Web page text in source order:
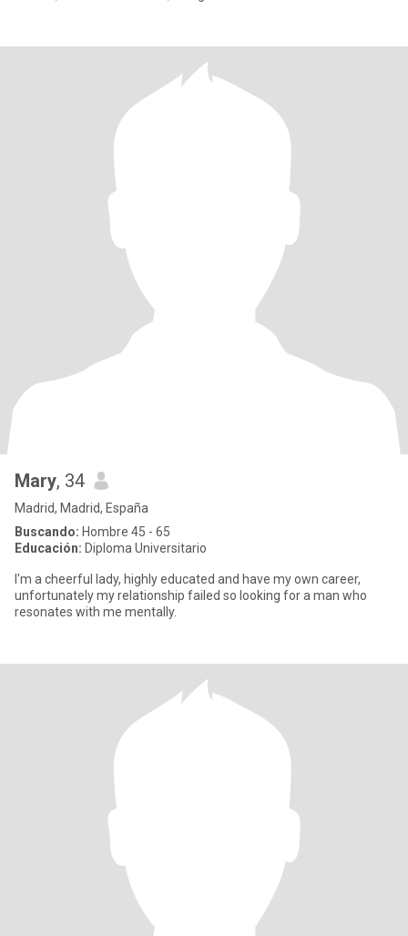
Mary, 34
Madrid, Madrid, España
Buscando: Hombre 45 - 65
Educación: Diploma Universitario
I'm a cheerful lady, highly educated and have my own career,
unfortunately my relationship failed so looking for a man who
resonates with me mentally.